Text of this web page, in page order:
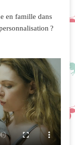
en famille dans
?